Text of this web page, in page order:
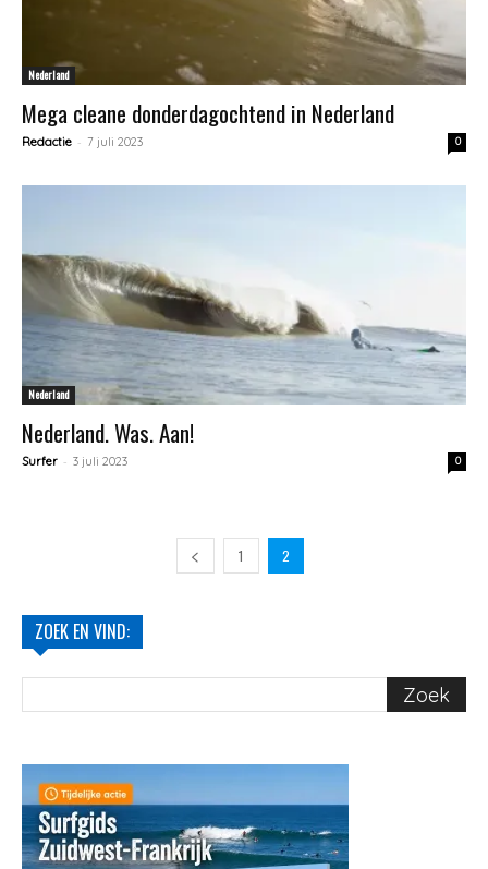
Nederland
Mega cleane donderdagochtend in Nederland
Redactie - 7 juli 2023 0
Nederland
Nederland. Was. Aan!
Surfer - 3 juli 2023 0
1 2
ZOEK EN VIND: